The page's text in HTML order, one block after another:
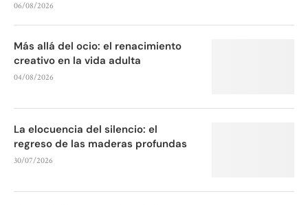
06/08/2026
Más allá del ocio: el renacimiento
creativo en la vida adulta
04/08/2026
La elocuencia del silencio: el
regreso de las maderas profundas
30/07/2026